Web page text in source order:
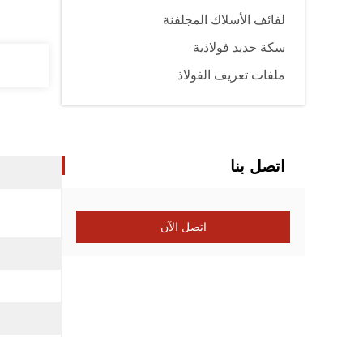
لفائف الأسلاك المجلفنة
سكة حديد فولاذية
ملفات تعريف الفولاذ
اتصل بنا
اتصل الآن